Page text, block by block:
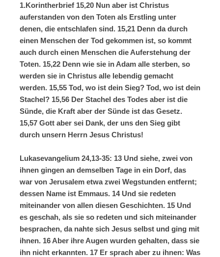
1.Korintherbrief 15,20 Nun aber ist Christus
auferstanden von den Toten als Erstling unter
denen, die entschlafen sind. 15,21 Denn da durch
einen Menschen der Tod gekommen ist, so kommt
auch durch einen Menschen die Auferstehung der
Toten. 15,22 Denn wie sie in Adam alle sterben, so
werden sie in Christus alle lebendig gemacht
werden. 15,55 Tod, wo ist dein Sieg? Tod, wo ist dein
Stachel? 15,56 Der Stachel des Todes aber ist die
Sünde, die Kraft aber der Sünde ist das Gesetz.
15,57 Gott aber sei Dank, der uns den Sieg gibt
durch unsern Herrn Jesus Christus!
Lukasevangelium 24,13-35: 13 Und siehe, zwei von
ihnen gingen an demselben Tage in ein Dorf, das
war von Jerusalem etwa zwei Wegstunden entfernt;
dessen Name ist Emmaus. 14 Und sie redeten
miteinander von allen diesen Geschichten. 15 Und
es geschah, als sie so redeten und sich miteinander
besprachen, da nahte sich Jesus selbst und ging mit
ihnen. 16 Aber ihre Augen wurden gehalten, dass sie
ihn nicht erkannten. 17 Er sprach aber zu ihnen: Was